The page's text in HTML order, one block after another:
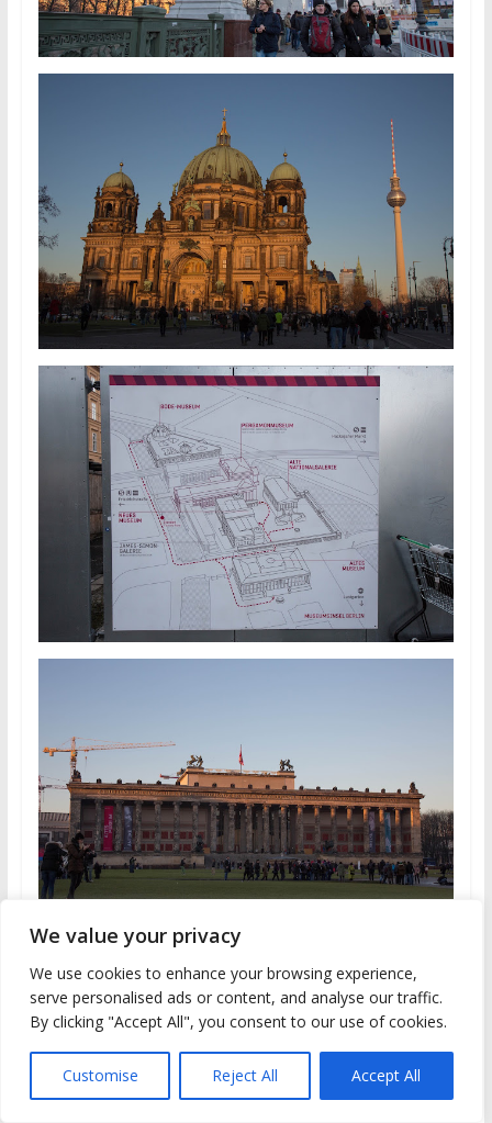
We value your privacy
We use cookies to enhance your browsing experience,
serve personalised ads or content, and analyse our traffic.
By clicking "Accept All", you consent to our use of cookies.
Customise Reject All Accept All